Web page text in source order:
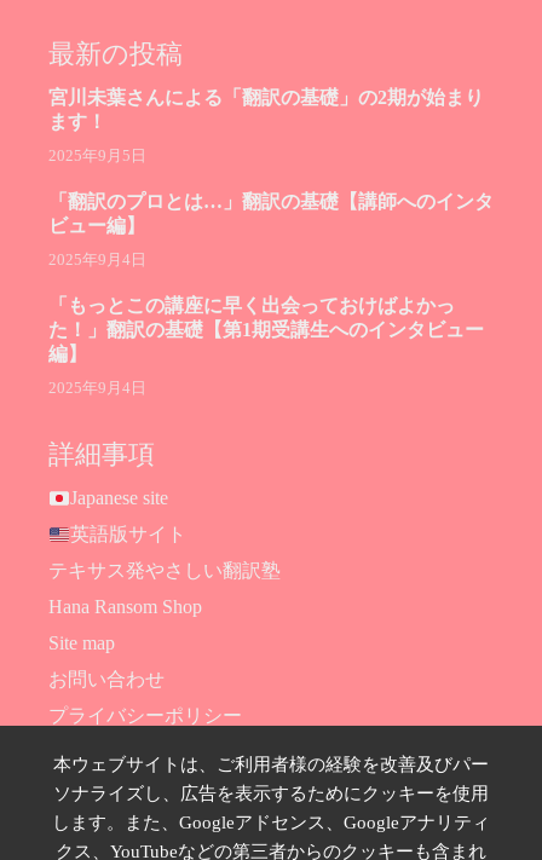
最新の投稿
宮川未葉さんによる「翻訳の基礎」の2期が始まり
ます！
2025年9月5日
「翻訳のプロとは…」翻訳の基礎【講師へのインタ
ビュー編】
2025年9月4日
「もっとこの講座に早く出会っておけばよかっ
た！」翻訳の基礎【第1期受講生へのインタビュー
編】
2025年9月4日
詳細事項
Japanese site
英語版サイト
テキサス発やさしい翻訳塾
Hana Ransom Shop
Site map
お問い合わせ
プライバシーポリシー
特定商取引法に基づく表示
SNSのフォローはこちら
本ウェブサイトは、ご利用者様の経験を改善及びパー
ソナライズし、広告を表示するためにクッキーを使用
します。また、Googleアドセンス、Googleアナリティ
クス、YouTubeなどの第三者からのクッキーも含まれ